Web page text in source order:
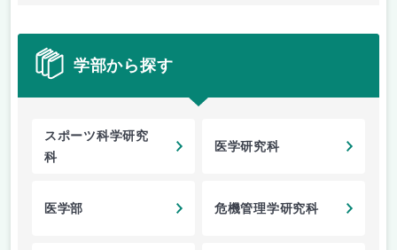
学部から探す
スポーツ科学研究
科
医学研究科
医学部 危機管理学研究科